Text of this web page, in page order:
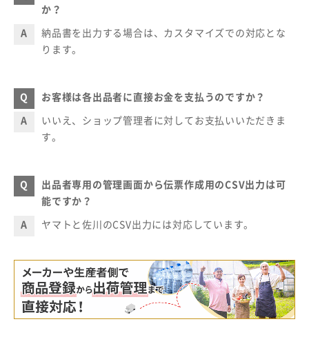
か？
納品書を出力する場合は、カスタマイズでの対応とな
ります。
お客様は各出品者に直接お金を支払うのですか？
いいえ、ショップ管理者に対してお支払いいただきま
す。
出品者専用の管理画面から伝票作成用のCSV出力は可
能ですか？
ヤマトと佐川のCSV出力には対応しています。